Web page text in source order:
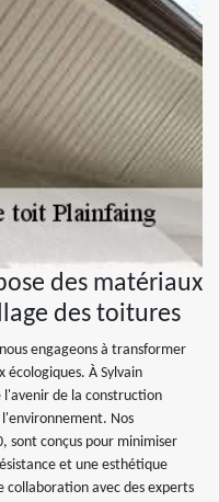
des matériaux
des toitures
engageons à transformer
À Sylvain
l'avenir de la construction
l'environnement. Nos
sont conçus pour minimiser
et une esthétique
collaboration avec des experts